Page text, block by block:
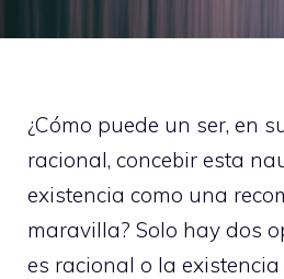
¿Cómo puede un ser, en
racional, concebir esta
existencia como una
maravilla? Solo hay dos
es racional o la existencia